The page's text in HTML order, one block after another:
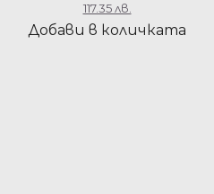
117.35 лв.
Добави в количката